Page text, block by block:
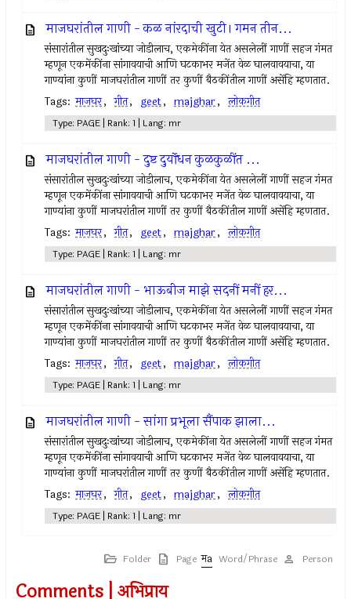
माजघरांतील गाणी - कळ नांरदाची खुटी। गमन तीन...
संसारांतील सुखदुःखांच्या जोडीलाच, एकमेकींना येत असलेलीं गाणीं सहज गंमत
म्हणून एकमेंकींना सांगावयाची आणि घटकाभर मजेंत वेळ घालवावयाचा, या
गाण्यांना कुणीं माजघरांतील गाणीं तर कुणीं बैठकींतील गाणीं असेंहि म्हणतात.
Tags: माजघर, गीत, geet, majghar, लोकगीत
Type: PAGE | Rank: 1 | Lang: mr
माजघरांतील गाणी - दुष्ट दुर्योधन कुळकुळींत ...
संसारांतील सुखदुःखांच्या जोडीलाच, एकमेकींना येत असलेलीं गाणीं सहज गंमत
म्हणून एकमेंकींना सांगावयाची आणि घटकाभर मजेंत वेळ घालवावयाचा, या
गाण्यांना कुणीं माजघरांतील गाणीं तर कुणीं बैठकींतील गाणीं असेंहि म्हणतात.
Tags: माजघर, गीत, geet, majghar, लोकगीत
Type: PAGE | Rank: 1 | Lang: mr
माजघरांतील गाणी - भाऊबीज माझे सदनीं मनीं हर...
संसारांतील सुखदुःखांच्या जोडीलाच, एकमेकींना येत असलेलीं गाणीं सहज गंमत
म्हणून एकमेंकींना सांगावयाची आणि घटकाभर मजेंत वेळ घालवावयाचा, या
गाण्यांना कुणीं माजघरांतील गाणीं तर कुणीं बैठकींतील गाणीं असेंहि म्हणतात.
Tags: माजघर, गीत, geet, majghar, लोकगीत
Type: PAGE | Rank: 1 | Lang: mr
माजघरांतील गाणी - सांगा प्रभूला सैंपाक झाला...
संसारांतील सुखदुःखांच्या जोडीलाच, एकमेकींना येत असलेलीं गाणीं सहज गंमत
म्हणून एकमेंकींना सांगावयाची आणि घटकाभर मजेंत वेळ घालवावयाचा, या
गाण्यांना कुणीं माजघरांतील गाणीं तर कुणीं बैठकींतील गाणीं असेंहि म्हणतात.
Tags: माजघर, गीत, geet, majghar, लोकगीत
Type: PAGE | Rank: 1 | Lang: mr
Folder Page Word/Phrase Person
Comments | अभिप्राय